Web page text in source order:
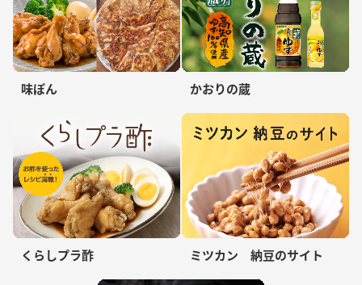
味ぽん かおりの蔵
くらしプラ酢 ミツカン 納豆のサイト